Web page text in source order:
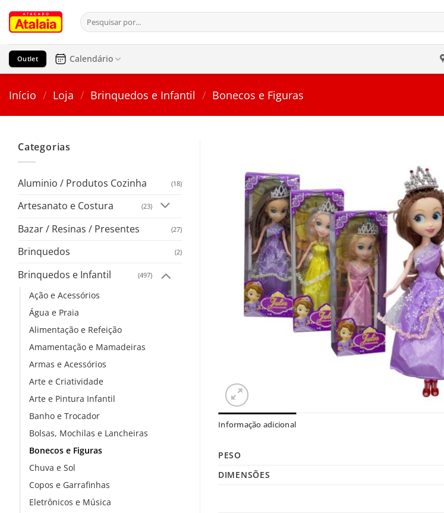
para
conteúdo
Pesquisar
por:
Outlet Calendário
Início / Loja / Brinquedos e Infantil / Bonecos e Figuras
Categorias
Aluminio / Produtos Cozinha (18)
Artesanato e Costura (23)
Bazar / Resinas / Presentes (27)
Brinquedos (2)
Brinquedos e Infantil (497)
Ação e Acessórios
Água e Praia
Alimentação e Refeição
Amamentação e Mamadeiras
Armas e Acessórios
Arte e Criatividade
Arte e Pintura Infantil
Banho e Trocador
Bolsas, Mochilas e Lancheiras
Bonecos e Figuras
Chuva e Sol
Copos e Garrafinhas
Eletrônicos e Música
Informação adicional
PESO
DIMENSÕES